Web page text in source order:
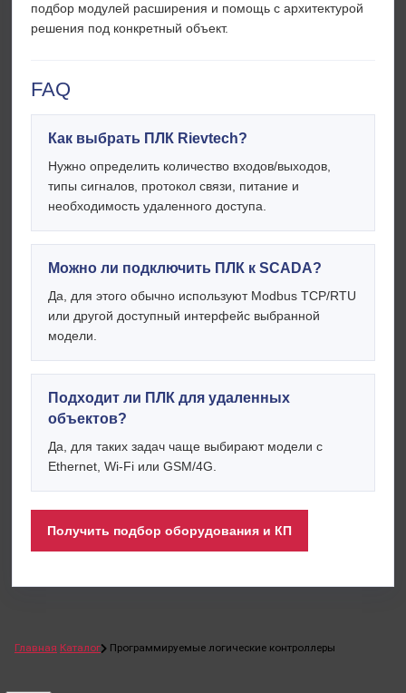
подбор модулей расширения и помощь с архитектурой
решения под конкретный объект.
FAQ
Как выбрать ПЛК Rievtech?
Нужно определить количество входов/выходов,
типы сигналов, протокол связи, питание и
необходимость удаленного доступа.
Можно ли подключить ПЛК к SCADA?
Да, для этого обычно используют Modbus TCP/RTU
или другой доступный интерфейс выбранной
модели.
Подходит ли ПЛК для удаленных
объектов?
Да, для таких задач чаще выбирают модели с
Ethernet, Wi-Fi или GSM/4G.
Получить подбор оборудования и КП
Главная Каталог Программируемые логические контроллеры